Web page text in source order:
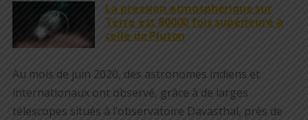
La pression atmosphérique sur
Terre est 80000 fois supérieure à
celle de Pluton
Au mois de juin 2020, des astronomes indiens et
internationaux ont observé, grâce à de larges
télescopes situés à l’observatoire Davasthal, près de